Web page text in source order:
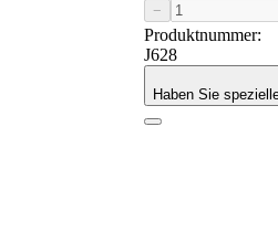
−
Produktnummer:
J628
Haben Sie